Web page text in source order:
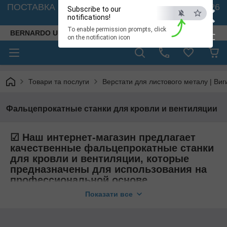
×
ESC
Subscribe to our
notifications!
To enable permission prompts, click
on the notification icon
ПОСТАВКА ВЕРСТАТІВ З АВСТРІЇ - 🚛 26.08. 2026
🚛
BERNARDO UKRAINE
Товари та послуги Верстати для листового металу |
Фальцепрокатные станки для кровли и вентиляции
☑ Наш интернет-магазин предлагает
качественные фальцепрокатные станки
для кровли и вентиляции, которые
предназначены для использования на
профессиональной основе.
Не знаете где купить фальцепрокатный станок, который
Показати все